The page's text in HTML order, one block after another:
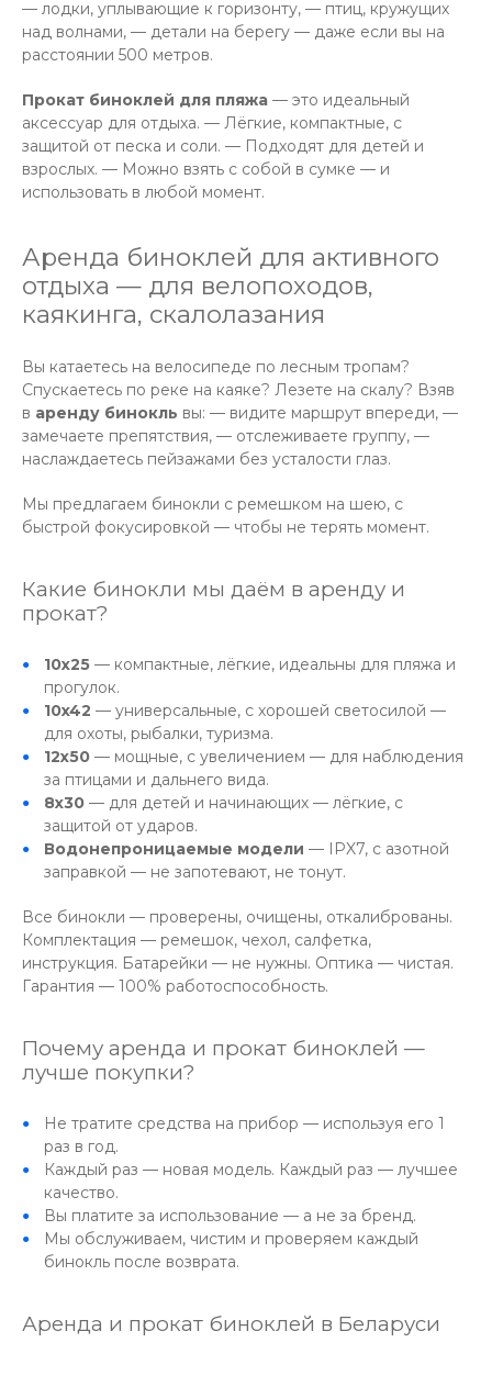
— лодки, уплывающие к горизонту, — птиц, кружущих
над волнами, — детали на берегу — даже если вы на
расстоянии 500 метров.
Прокат биноклей для пляжа — это идеальный
аксессуар для отдыха. — Лёгкие, компактные, с
защитой от песка и соли. — Подходят для детей и
взрослых. — Можно взять с собой в сумке — и
использовать в любой момент.
Аренда биноклей для активного
отдыха — для велопоходов,
каякинга, скалолазания
Вы катаетесь на велосипеде по лесным тропам?
Спускаетесь по реке на каяке? Лезете на скалу? Взяв
в аренду бинокль вы: — видите маршрут впереди, —
замечаете препятствия, — отслеживаете группу, —
наслаждаетесь пейзажами без усталости глаз.
Мы предлагаем бинокли с ремешком на шею, с
быстрой фокусировкой — чтобы не терять момент.
Какие бинокли мы даём в аренду и
прокат?
10x25 — компактные, лёгкие, идеальны для пляжа и
прогулок.
10x42 — универсальные, с хорошей светосилой —
для охоты, рыбалки, туризма.
12x50 — мощные, с увеличением — для наблюдения
за птицами и дальнего вида.
8x30 — для детей и начинающих — лёгкие, с
защитой от ударов.
Водонепроницаемые модели — IPX7, с азотной
заправкой — не запотевают, не тонут.
Все бинокли — проверены, очищены, откалиброваны.
Комплектация — ремешок, чехол, салфетка,
инструкция. Батарейки — не нужны. Оптика — чистая.
Гарантия — 100% работоспособность.
Почему аренда и прокат биноклей —
лучше покупки?
Не тратите средства на прибор — используя его 1
раз в год.
Каждый раз — новая модель. Каждый раз — лучшее
качество.
Вы платите за использование — а не за бренд.
Мы обслуживаем, чистим и проверяем каждый
бинокль после возврата.
Аренда и прокат биноклей в Беларуси